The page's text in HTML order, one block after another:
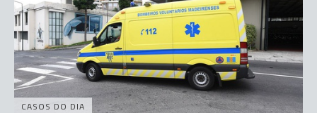
CASOS DO DIA